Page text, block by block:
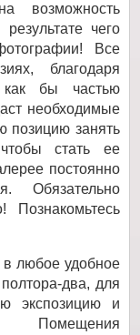
возможность
чего
Все
благодаря
бы частью
необходимые
позицию занять
стать ее
постоянно
Обязательно
Познакомьтесь
любое удобное
два, для
экспозицию и
Помещения